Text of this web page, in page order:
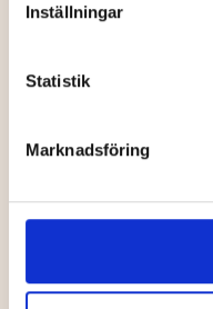
Inställningar
Statistik
Marknadsföring
Gröna Älgen
Restaurang